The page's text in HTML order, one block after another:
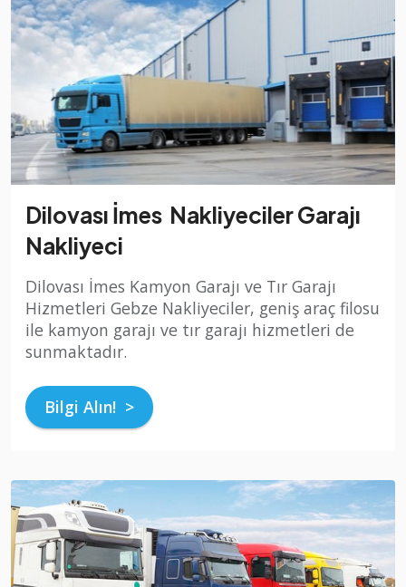
Dilovası İmes Nakliyeciler Garajı
Nakliyeci
Dilovası İmes Kamyon Garajı ve Tır Garajı
Hizmetleri Gebze Nakliyeciler, geniş araç filosu
ile kamyon garajı ve tır garajı hizmetleri de
sunmaktadır.
Bilgi Alın! >